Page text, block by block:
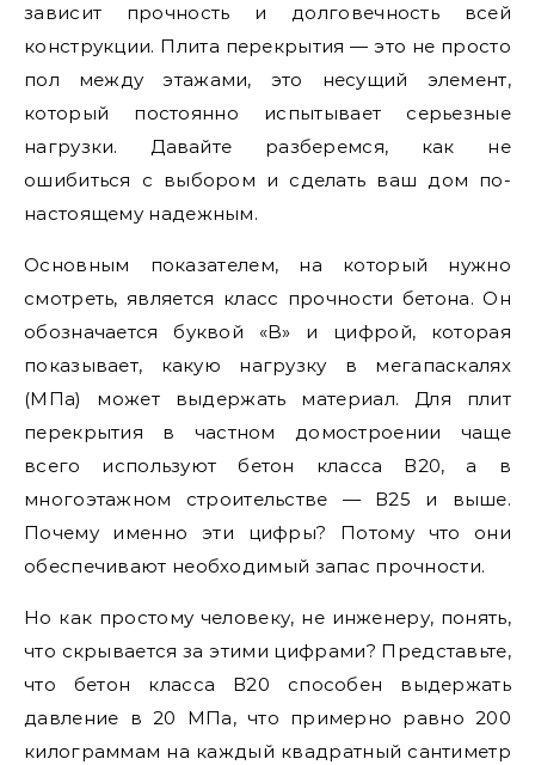
зависит прочность и долговечность всей
конструкции. Плита перекрытия — это не просто
пол между этажами, это несущий элемент,
который постоянно испытывает серьезные
нагрузки. Давайте разберемся, как не
ошибиться с выбором и сделать ваш дом по-
настоящему надежным.
Основным показателем, на который нужно
смотреть, является класс прочности бетона. Он
обозначается буквой «B» и цифрой, которая
показывает, какую нагрузку в мегапаскалях
(МПа) может выдержать материал. Для плит
перекрытия в частном домостроении чаще
всего используют бетон класса В20, а в
многоэтажном строительстве — В25 и выше.
Почему именно эти цифры? Потому что они
обеспечивают необходимый запас прочности.
Но как простому человеку, не инженеру, понять,
что скрывается за этими цифрами? Представьте,
что бетон класса В20 способен выдержать
давление в 20 МПа, что примерно равно 200
килограммам на каждый квадратный сантиметр